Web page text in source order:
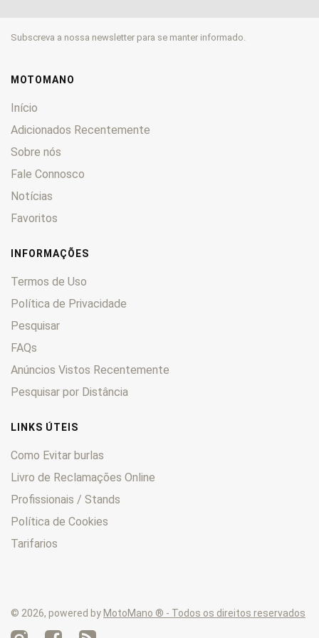
CMX 0
CR 0
CRF
CRM 0
CTX
CX 0
CY
DAX
Derapage
Dominator
Dylan 0
Enduro
F6C 0
FES
FMX 0
Four 0
Fourtrax 0
FT 0
GB 0
Goldwing
Innova 0
Integra 0
Subscreva a nossa newsletter para se manter informado.
MOTOMANO
Início
Adicionados Recentemente
Sobre nós
Fale Connosco
Notícias
Favoritos
INFORMAÇÕES
Termos de Uso
Política de Privacidade
Pesquisar
FAQs
Anúncios Vistos Recentemente
Pesquisar por Distância
LINKS ÚTEIS
Como Evitar burlas
Livro de Reclamações Online
Profissionais / Stands
Política de Cookies
Tarifarios
© 2026, powered by MotoMano ® - Todos os direitos reservados